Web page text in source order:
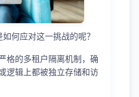
何应对这一挑战的呢？
格的多租户隔离机制，确
逻辑上都被独立存储和访